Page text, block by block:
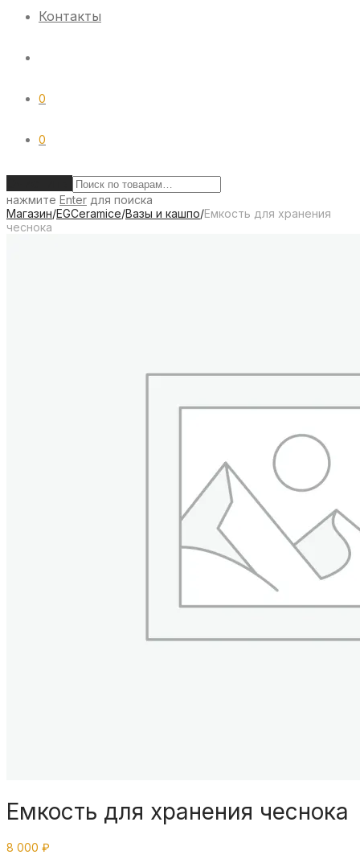
Контакты
0
0
нажмите Enter для поиска
Магазин/EGCeramice/Вазы и кашпо/Емкость для хранения
чеснока
Емкость для хранения чеснока
8 000 ₽